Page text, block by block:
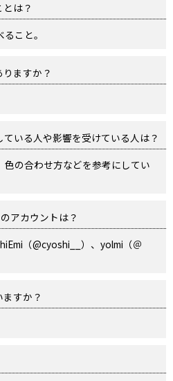
は？
こと。
ますか？
いる人や影響を受けている人は？
色の合わせ方などを参考にしてい
アカウントは？
（@cyoshi__）、yolmi（＠
すか？